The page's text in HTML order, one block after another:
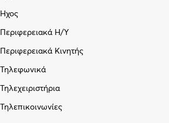
Ήχος
Περιφερειακά Η/Υ
Περιφερειακά Κινητής
Τηλεφωνικά
Τηλεχειριστήρια
Τηλεπικοινωνίες